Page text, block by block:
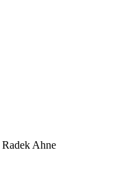
Radek Ahne